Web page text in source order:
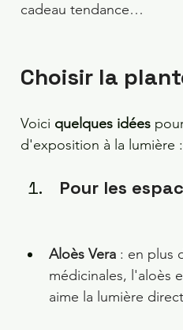
cadeau tendance…
Choisir la
Voici quelques idées
d'exposition à la lumière :
Pour les
Aloès Vera : en plus
médicinales, l'aloès
aime la lumière